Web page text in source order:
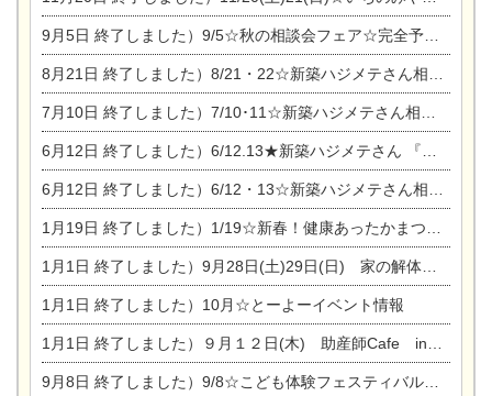
9月5日 終了しました）9/5☆秋の相談会フェア☆完全予約制
8月21日 終了しました）8/21・22☆新築ハジメテさん相談会 『集まれ！農地に家を建てたい人！』
7月10日 終了しました）7/10･11☆新築ハジメテさん相談会 『集まれ！農地に家を建てたい人！』完全予約制
6月12日 終了しました）6/12.13★新築ハジメテさん 『木の家 現場体感見学会』
6月12日 終了しました）6/12・13☆新築ハジメテさん相談会『今ある土地に家を建てる際の注意点』
1月19日 終了しました）1/19☆新春！健康あったかまつり＆増改築リフォームまつり
1月1日 終了しました）9月28日(土)29日(日) 家の解体なんでも相談会
1月1日 終了しました）10月☆とーよーイベント情報
1月1日 終了しました）９月１２日(木) 助産師Cafe in東陽住建
9月8日 終了しました）9/8☆こども体験フェスティバル☆一宮市民会館